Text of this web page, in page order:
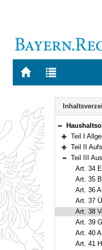
Zur
BAYERN.RECHT
Zur
letzten
Bereich
Haushaltsordnung des Freistaates Bayern
Bereich
Teil I
Bereich
Teil II Aufstellung
Bereich
Teil III
Art. 34
Art. 35
Art. 36
Art. 37
Art. 38
Art. 39
Art. 40
Art. 41